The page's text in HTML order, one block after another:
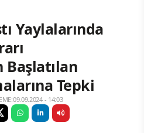
Yaylalarında
Tepki
- 14:03